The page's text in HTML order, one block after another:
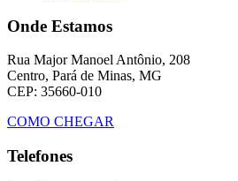
Onde Estamos
Rua Major Manoel Antônio, 208
Centro, Pará de Minas, MG
CEP: 35660-010
COMO CHEGAR
Telefones